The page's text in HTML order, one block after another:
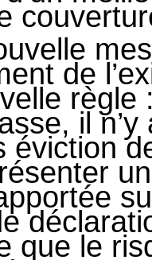
de
il
éviction
que le